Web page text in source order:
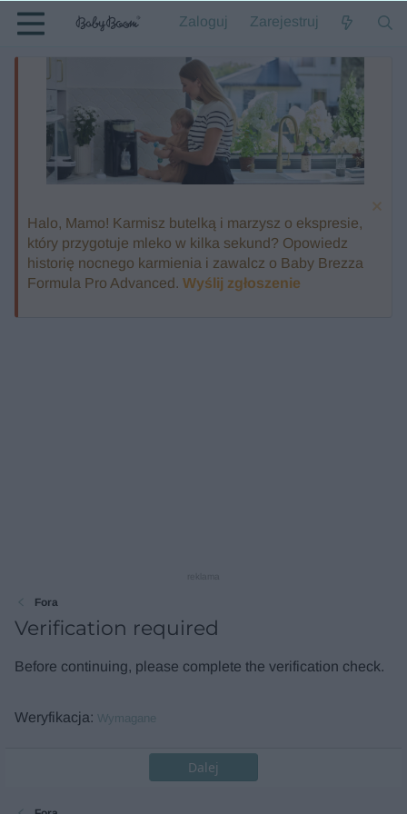
Zaloguj Zarejestruj
Halo, Mamo! Karmisz butelką i marzysz o ekspresie,
który przygotuje mleko w kilka sekund? Opowiedz
historię nocnego karmienia i zawalcz o Baby Brezza
Formula Pro Advanced. Wyślij zgłoszenie
Fora
Verification required
Before continuing, please complete the verification check.
Weryfikacja Wymagane
Dalej